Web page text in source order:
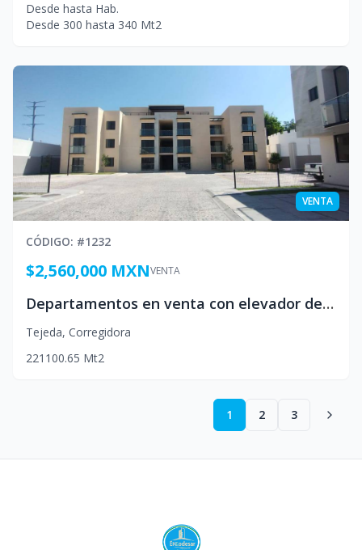
Desde hasta Hab.
Desde 300 hasta 340 Mt2
VENTA
CÓDIGO: #1232
VENTA
$2,560,000 MXN
Departamentos en venta con elevador desde $ 2,560,000 en Amsterdam, Corregidora Queretaro Mexico
Tejeda, Corregidora
221 100.65 Mt2
1 2 3